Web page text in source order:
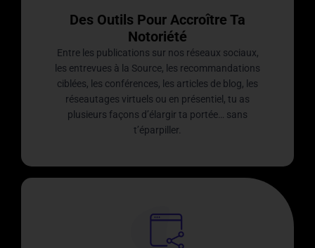
Des Outils Pour Accroître Ta
Notoriété
Entre les publications sur nos réseaux sociaux,
les entrevues à la Source, les recommandations
ciblées, les conférences, les articles de blog, les
réseautages virtuels ou en présentiel, tu as
plusieurs façons d’élargir ta portée… sans
t’éparpiller.